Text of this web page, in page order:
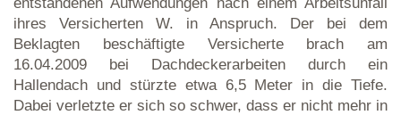
ihres Versicherten W. in Anspruch. Der bei dem
Beklagten beschäftigte Versicherte brach am
16.04.2009 bei Dachdeckerarbeiten durch ein
Hallendach und stürzte etwa 6,5 Meter in die Tiefe.
Dabei verletzte er sich so schwer, dass er nicht mehr in